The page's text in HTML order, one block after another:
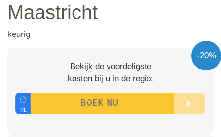
Maastricht
keurig
-20%
Bekijk de voordeligste
kosten bij u in de regio: